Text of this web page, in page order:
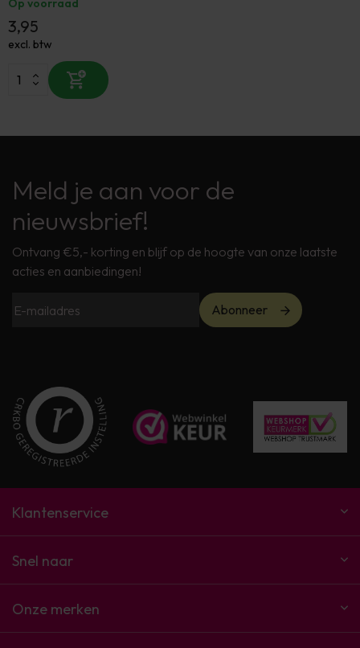
Op voorraad
3,95
excl. btw
Meld je aan voor de
nieuwsbrief!
Ontvang €5,- korting en blijf op de hoogte van onze laatste
acties en aanbiedingen!
Abonneer
Klantenservice
Snel naar
Onze merken